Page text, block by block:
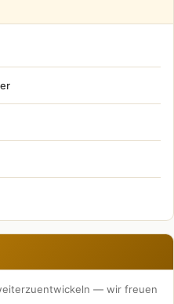
— wir freuen